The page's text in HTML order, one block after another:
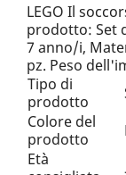
LEGO Il
prodotto: Set
7 anno/i,
pz. Peso
Tipo di
prodotto
Colore del
prodotto
Età